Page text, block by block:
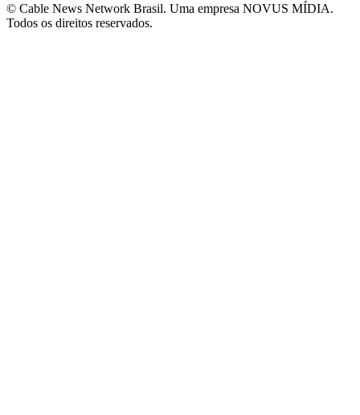
© Cable News Network Brasil. Uma empresa NOVUS MÍDIA.
Todos os direitos reservados.